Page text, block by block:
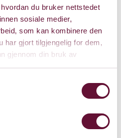
du bruker nettstedet
sosiale medier,
som kan kombinere den
har gjort tilgjengelig for dem,
gjennom din bruk av